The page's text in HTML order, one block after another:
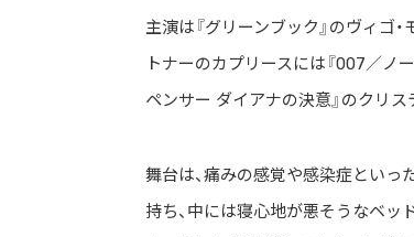
主演は『グリーンブック』のヴィゴ
トナーのカプリースには『007／ノ
ペンサー ダイアナの決意』のクリ
舞台は、痛みの感覚や感染症とい
持ち、中には寝心地が悪そうなベ